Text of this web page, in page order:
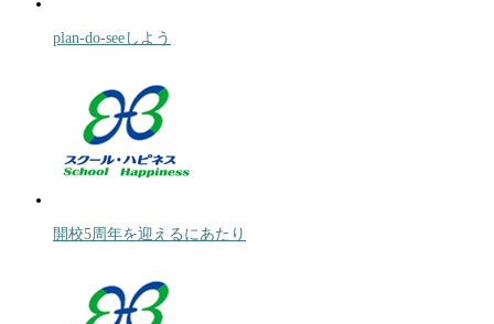
plan-do-seeしよう
開校5周年を迎えるにあたり